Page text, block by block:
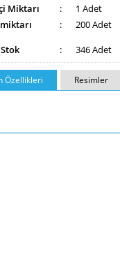
Miktarı
:
1 Adet
:
200 Adet
: 346 Adet
Özellikleri Resimler